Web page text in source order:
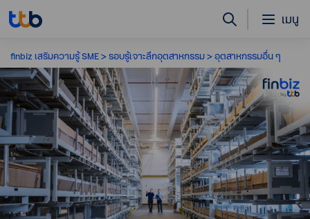
เมนู
finbiz เสริมความรู้ SME รอบรู้เจาะลึกอุตสาหกรรม อุตสาหกรรมอื่น ๆ